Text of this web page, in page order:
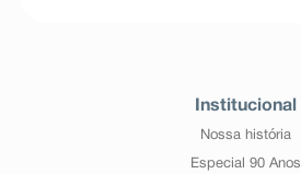
Institucional
Nossa história
Especial 90 Anos